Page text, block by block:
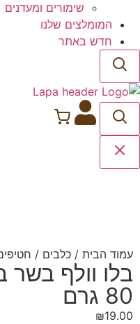
שימורים ומעדנים
המומלצים שלנו
חדש באתר
עמוד הבית / כלבים /
בלו וולף
80 גרם
₪19.00